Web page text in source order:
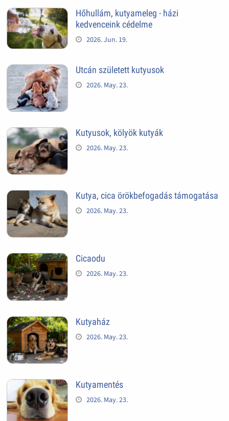
Hőhullám, kutyameleg - házi
kedvenceink cédelme
2026. Jun. 19.
Utcán született kutyusok
2026. May. 23.
Kutyusok, kölyök kutyák
2026. May. 23.
Kutya, cica örökbefogadás támogatása
2026. May. 23.
Cicaodu
2026. May. 23.
Kutyaház
2026. May. 23.
Kutyamentés
2026. May. 23.